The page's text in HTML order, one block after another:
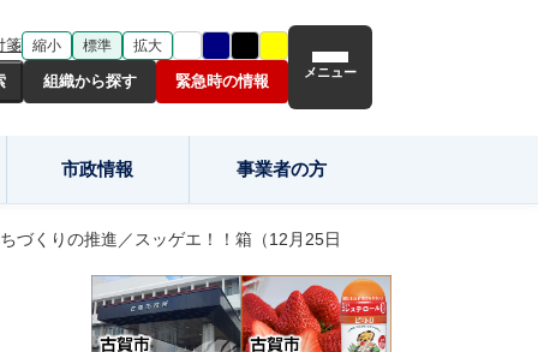
箋 縮小 標準 拡大
組織から探す 緊急時の情報 メニュー
市政情報 事業者の方
づくりの推進／スッゲエ！！箱（12月25日